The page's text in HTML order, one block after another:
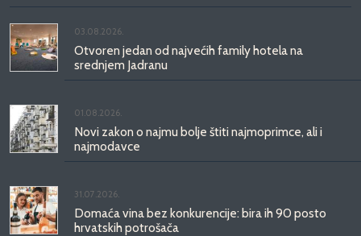
03.08.2026.
Otvoren jedan od najvećih family hotela na
srednjem Jadranu
01.08.2026.
Novi zakon o najmu bolje štiti najmoprimce, ali i
najmodavce
31.07.2026.
Domaća vina bez konkurencije: bira ih 90 posto
hrvatskih potrošača